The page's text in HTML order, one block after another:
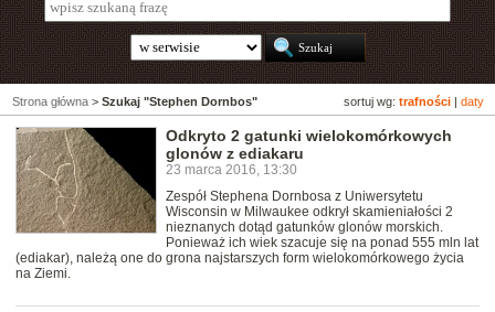
sortuj wg: trafności daty
Strona główna > Szukaj "Stephen Dornbos"
Odkryto 2 gatunki wielokomórkowych
glonów z ediakaru
23 marca 2016, 13:30
Zespół Stephena Dornbosa z Uniwersytetu
Wisconsin w Milwaukee odkrył skamieniałości 2
nieznanych dotąd gatunków glonów morskich.
Ponieważ ich wiek szacuje się na ponad 555 mln lat
(ediakar), należą one do grona najstarszych form wielokomórkowego życia
na Ziemi.